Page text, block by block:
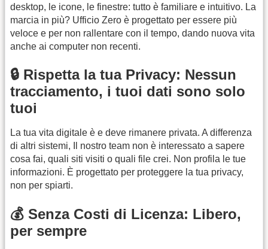
desktop, le icone, le finestre: tutto è familiare e intuitivo. La
marcia in più? Ufficio Zero è progettato per essere più
veloce e per non rallentare con il tempo, dando nuova vita
anche ai computer non recenti.
🔒 Rispetta la tua Privacy: Nessun
tracciamento, i tuoi dati sono solo
tuoi
La tua vita digitale è e deve rimanere privata. A differenza
di altri sistemi, Il nostro team non è interessato a sapere
cosa fai, quali siti visiti o quali file crei. Non profila le tue
informazioni. È progettato per proteggere la tua privacy,
non per spiarti.
💰 Senza Costi di Licenza: Libero,
per sempre